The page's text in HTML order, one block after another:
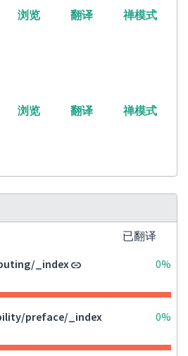
浏览 翻译 禅模式
浏览 翻译 禅模式
已翻译
_index
0%
preface/_index 0%